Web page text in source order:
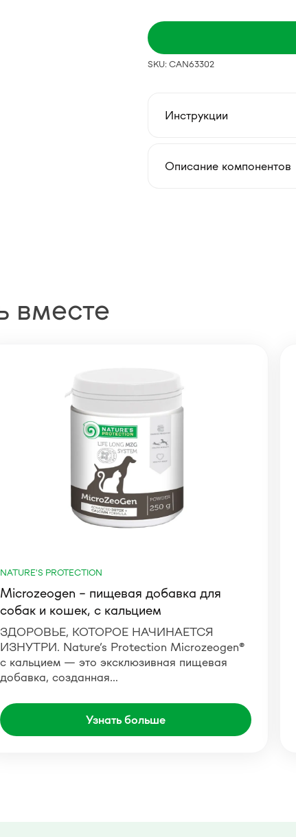
SKU: CAN63302
Инструкции
Описание компонентов
вместе
NATURE'S PROTECTION
Microzeogen – пищевая добавка для
собак и кошек, с кальцием
ЗДОРОВЬЕ, КОТОРОЕ НАЧИНАЕТСЯ
ИЗНУТРИ. Nature’s Protection Microzeogen®
с кальцием — это эксклюзивная пищевая
добавка, созданная…
Узнать больше